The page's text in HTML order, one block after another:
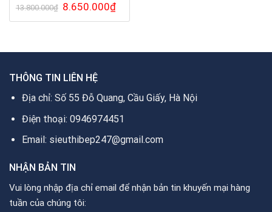
13.800.000₫ Giá
gốc
là:
8.650.000₫Giá
hiện
tại
THÔNG TIN LIÊN HỆ
Địa chỉ: Số 55 Đỗ Quang, Cầu Giấy, Hà Nội
Điện thoại: 0946974451
Email: sieuthibep247@gmail.com
NHẬN BẢN TIN
Vui lòng nhập địa chỉ email để nhận bản tin khuyến mại hàng
tuần của chúng tôi: